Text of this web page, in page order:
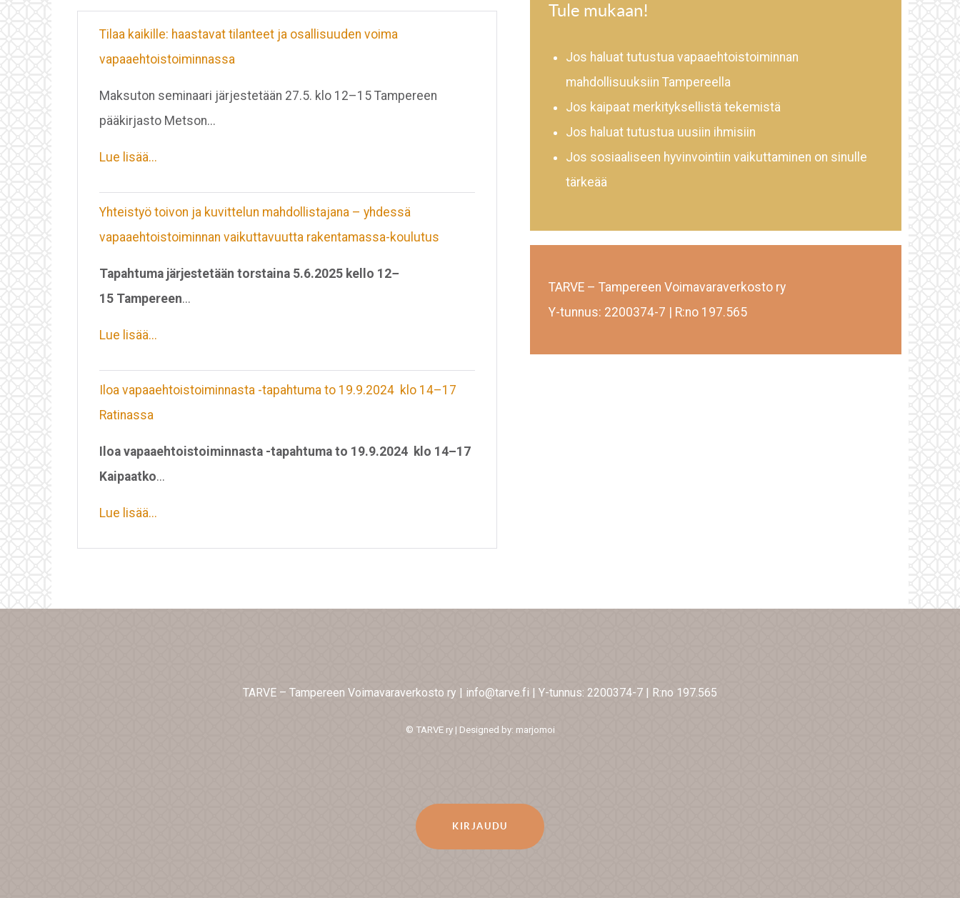
Tilaa kaikille: haastavat tilanteet ja osallisuuden voima
vapaaehtoistoiminnassa
Maksuton seminaari järjestetään 27.5. klo 12–15 Tampereen
pääkirjasto Metson...
Lue lisää...
Yhteistyö toivon ja kuvittelun mahdollistajana – yhdessä
vapaaehtoistoiminnan vaikuttavuutta rakentamassa-koulutus
Tapahtuma järjestetään torstaina 5.6.2025 kello 12–
15 Tampereen...
Lue lisää...
Iloa vapaaehtoistoiminnasta -tapahtuma to 19.9.2024 klo 14–17
Ratinassa
Iloa vapaaehtoistoiminnasta -tapahtuma to 19.9.2024 klo 14–17
Kaipaatko...
Lue lisää...
Tule mukaan!
Jos haluat tutustua vapaaehtoistoiminnan
mahdollisuuksiin Tampereella
Jos kaipaat merkityksellistä tekemistä
Jos haluat tutustua uusiin ihmisiin
Jos sosiaaliseen hyvinvointiin vaikuttaminen on sinulle
tärkeää
TARVE – Tampereen Voimavaraverkosto ry
Y-tunnus: 2200374-7 | R:no 197.565
TARVE – Tampereen Voimavaraverkosto ry | info@tarve.fi | Y-tunnus: 2200374-7 | R:no 197.565
© TARVE ry | Designed by: marjomoi
KIRJAUDU